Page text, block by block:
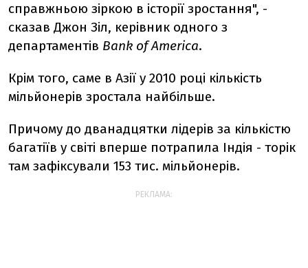
справжньою зіркою в історії зростання", -
сказав Джон Зіл, керівник одного з
департаментів Bank of America.
Крім того, саме в Азії у 2010 році кількість
мільйонерів зростала найбільше.
Причому до дванадцятки лідерів за кількістю
багатіїв у світі вперше потрапила Індія - торік
там зафіксували 153 тис. мільйонерів.
РЕКЛАМА: